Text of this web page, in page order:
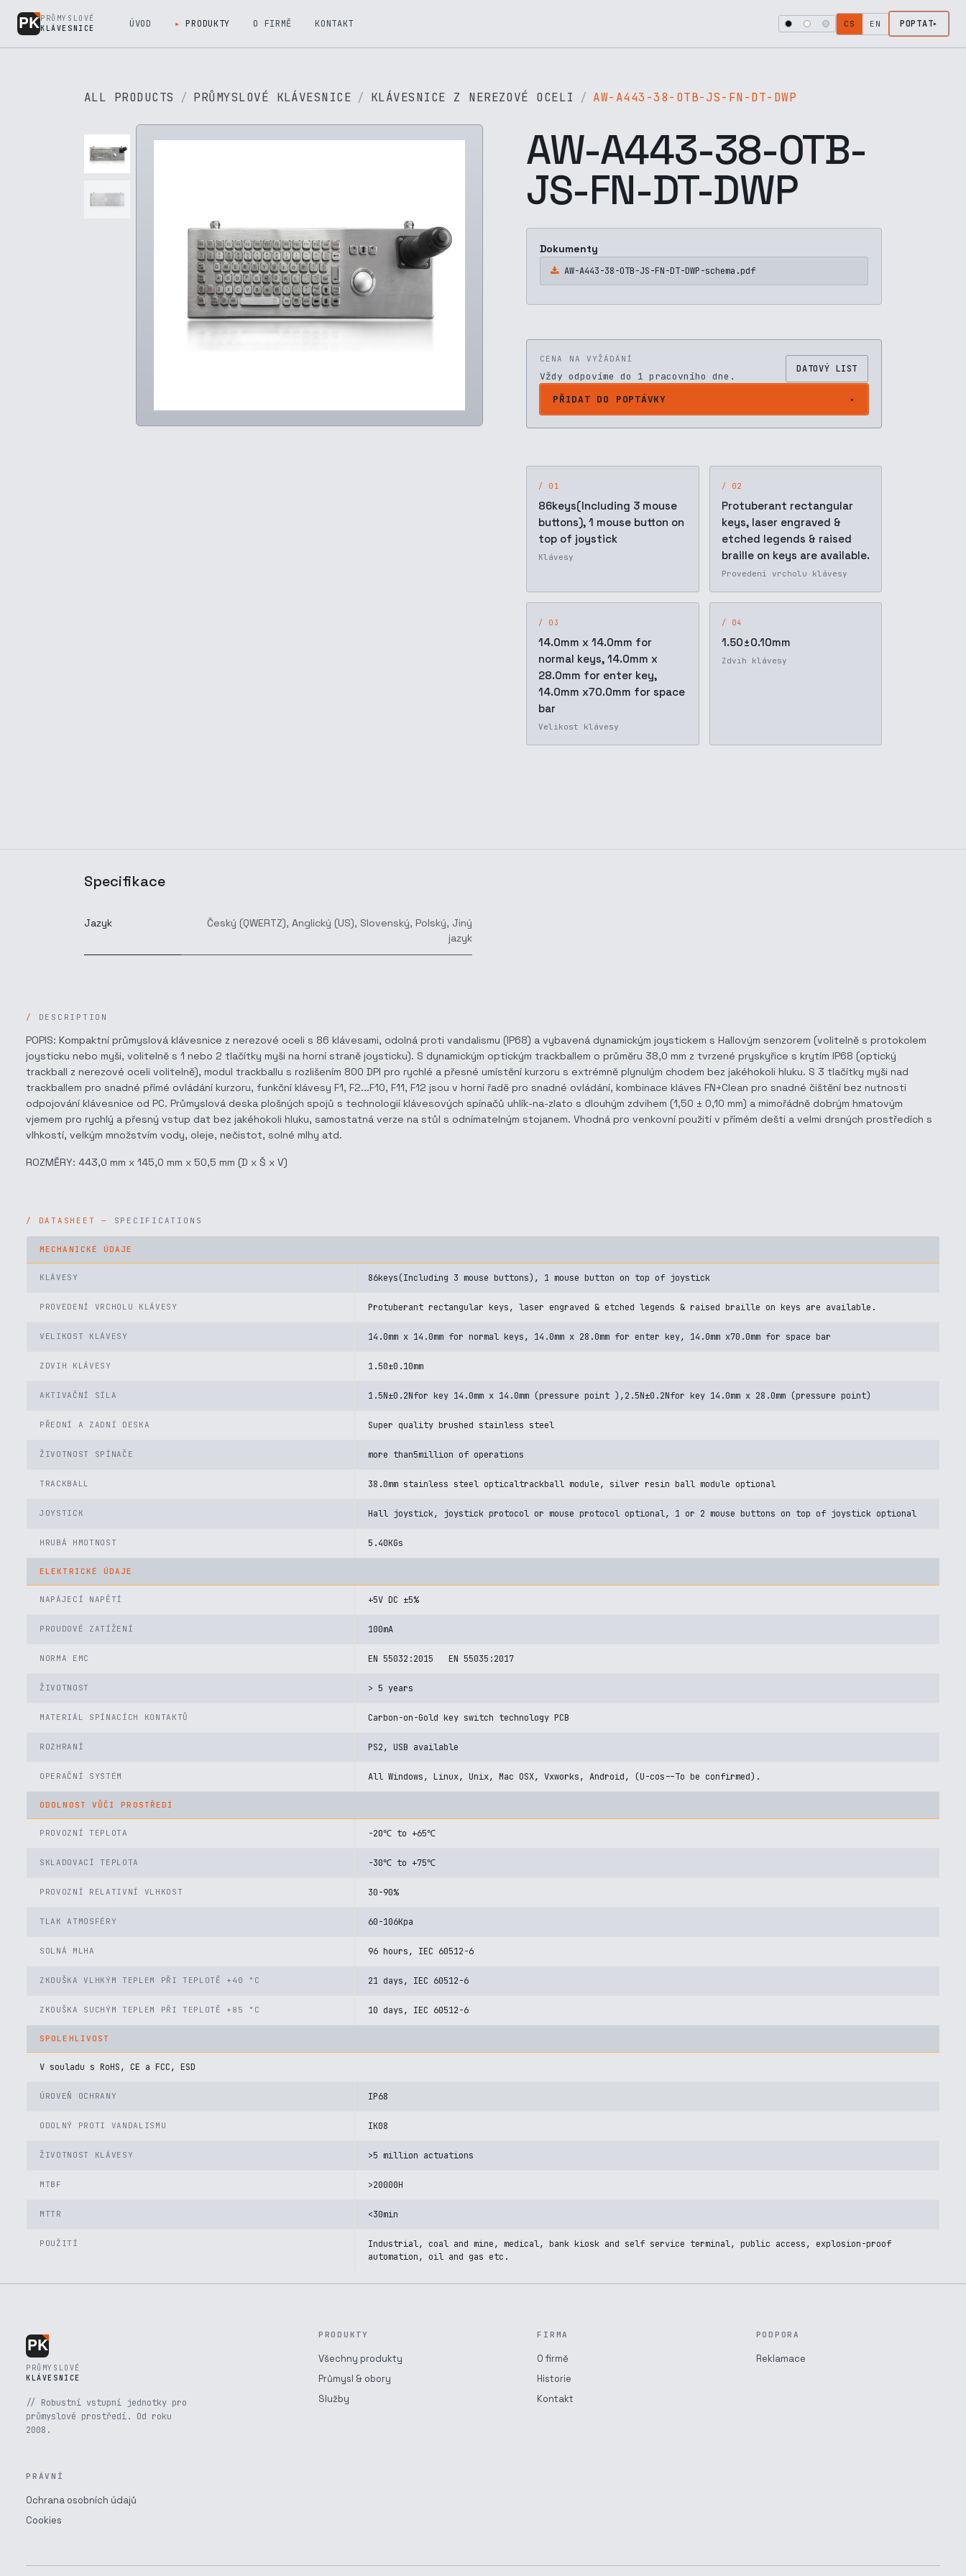
PRŮMYSLOVÉ
KLÁVESNICE
ÚVOD PRODUKTY O FIRMĚ KONTAKT CS EN POPTAT
ALL PRODUCTS PRŮMYSLOVÉ KLÁVESNICE KLÁVESNICE Z NEREZOVÉ OCELI AW-A443-38-OTB-JS-FN-DT-DWP
AW-A443-38-OTB-
JS-FN-DT-DWP
Dokumenty
AW-A443-38-OTB-JS-FN-DT-DWP-schema.pdf
CENA NA VYŽÁDÁNÍ
Vždy odpovíme do 1 pracovního dne.
DATOVÝ LIST
PŘIDAT DO POPTÁVKY
/ 01
86keys(Including 3 mouse
buttons), 1 mouse button on
top of joystick
Klávesy
/ 02
Protuberant rectangular
keys, laser engraved &
etched legends & raised
braille on keys are available.
Provedení vrcholu klávesy
/ 03
14.0mm x 14.0mm for
normal keys, 14.0mm x
28.0mm for enter key,
14.0mm x70.0mm for space
bar
Velikost klávesy
/ 04
1.50±0.10mm
Zdvih klávesy
Specifikace
Jazyk Český (QWERTZ), Anglický (US), Slovenský, Polský, Jiný
jazyk
DESCRIPTION
POPIS: Kompaktní průmyslová klávesnice z nerezové oceli s 86 klávesami, odolná proti vandalismu (IP68) a vybavená dynamickým joystickem s Hallovým senzorem (volitelně s protokolem
joysticku nebo myši, volitelně s 1 nebo 2 tlačítky myši na horní straně joysticku). S dynamickým optickým trackballem o průměru 38,0 mm z tvrzené pryskyřice s krytím IP68 (optický
trackball z nerezové oceli volitelně), modul trackballu s rozlišením 800 DPI pro rychlé a přesné umístění kurzoru s extrémně plynulým chodem bez jakéhokoli hluku. S 3 tlačítky myši nad
trackballem pro snadné přímé ovládání kurzoru, funkční klávesy F1, F2...F10, F11, F12 jsou v horní řadě pro snadné ovládání, kombinace kláves FN+Clean pro snadné čištění bez nutnosti
odpojování klávesnice od PC. Průmyslová deska plošných spojů s technologií klávesových spínačů uhlík-na-zlato s dlouhým zdvihem (1,50 ± 0,10 mm) a mimořádně dobrým hmatovým
vjemem pro rychlý a přesný vstup dat bez jakéhokoli hluku, samostatná verze na stůl s odnímatelným stojanem. Vhodná pro venkovní použití v přímém dešti a velmi drsných prostředích s
vlhkostí, velkým množstvím vody, oleje, nečistot, solné mlhy atd.
ROZMĚRY: 443,0 mm x 145,0 mm x 50,5 mm (D x Š x V)
SPECIFICATIONS
MECHANICKÉ ÚDAJE
KLÁVESY 86keys(Including 3 mouse buttons), 1 mouse button on top of joystick
PROVEDENÍ VRCHOLU KLÁVESY Protuberant rectangular keys, laser engraved & etched legends & raised braille on keys are available.
VELIKOST KLÁVESY 14.0mm x 14.0mm for normal keys, 14.0mm x 28.0mm for enter key, 14.0mm x70.0mm for space bar
ZDVIH KLÁVESY 1.50±0.10mm
AKTIVAČNÍ SÍLA 1.5N±0.2Nfor key 14.0mm x 14.0mm (pressure point ),2.5N±0.2Nfor key 14.0mm x 28.0mm (pressure point)
PŘEDNÍ A ZADNÍ DESKA Super quality brushed stainless steel
ŽIVOTNOST SPÍNAČE more than5million of operations
TRACKBALL 38.0mm stainless steel opticaltrackball module, silver resin ball module optional
JOYSTICK Hall joystick, joystick protocol or mouse protocol optional, 1 or 2 mouse buttons on top of joystick optional
HRUBÁ HMOTNOST 5.40KGs
ELEKTRICKÉ ÚDAJE
NAPÁJECÍ NAPĚTÍ +5V DC ±5%
PROUDOVÉ ZATÍŽENÍ 100mA
NORMA EMC EN 55032:2015 EN 55035:2017
ŽIVOTNOST > 5 years
MATERIÁL SPÍNACÍCH KONTAKTŮ Carbon-on-Gold key switch technology PCB
ROZHRANÍ PS2, USB available
OPERAČNÍ SYSTÉM All Windows, Linux, Unix, Mac OSX, Vxworks, Android, (U-cos--To be confirmed).
ODOLNOST VŮČI PROSTŘEDÍ
PROVOZNÍ TEPLOTA -20℃ to +65℃
SKLADOVACÍ TEPLOTA -30℃ to +75℃
PROVOZNÍ RELATIVNÍ VLHKOST 30-90%
TLAK ATMOSFÉRY 60-106Kpa
SOLNÁ MLHA 96 hours, IEC 60512-6
ZKOUŠKA VLHKÝM TEPLEM PŘI TEPLOTĚ +40 °C 21 days, IEC 60512-6
ZKOUŠKA SUCHÝM TEPLEM PŘI TEPLOTĚ +85 °C 10 days, IEC 60512-6
SPOLEHLIVOST
V souladu s RoHS, CE a FCC, ESD
ÚROVEŇ OCHRANY IP68
ODOLNÝ PROTI VANDALISMU IK08
ŽIVOTNOST KLÁVESY >5 million actuations
MTBF >20000H
MTTR <30min
POUŽITÍ
Industrial, coal and mine, medical, bank kiosk and self service terminal, public access, explosion-proof
automation, oil and gas etc.
PRŮMYSLOVÉ
KLÁVESNICE
// Robustní vstupní jednotky pro
průmyslové prostředí. Od roku
2008.
PRODUKTY
Všechny produkty
Průmysl & obory
Služby
FIRMA
O firmě
Historie
Kontakt
PODPORA
Reklamace
PRÁVNÍ
Ochrana osobních údajů
Cookies